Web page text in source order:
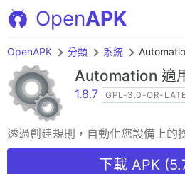
OpenAPK
OpenAPK 分類 系統
Automation 適
1.8.7 GPL-3.0-OR-
透過創建規則，自動化您設備上的
下載 APK